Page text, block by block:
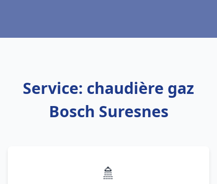
Service: chaudière gaz
Bosch Suresnes
🚿